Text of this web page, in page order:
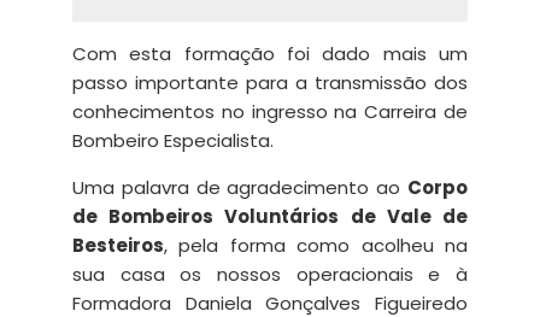
Com esta formação foi dado mais um
passo importante para a transmissão dos
conhecimentos no ingresso na Carreira de
Bombeiro Especialista.
Uma palavra de agradecimento ao Corpo
de Bombeiros Voluntários de Vale de
Besteiros, pela forma como acolheu na
sua casa os nossos operacionais e à
Formadora Daniela Gonçalves Figueiredo